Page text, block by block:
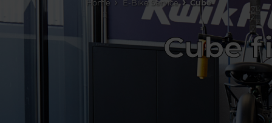
Home E-Bike Service Cube
Cube